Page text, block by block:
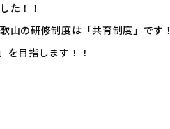
た！！
山の研修制度は「共育制度」です！
を目指します！！